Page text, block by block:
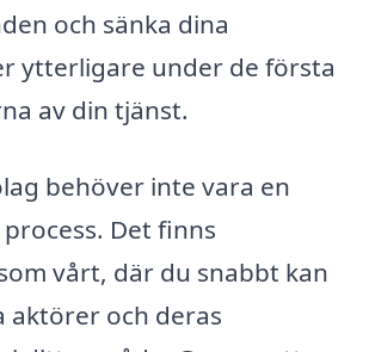
och sänka dina
ytterligare under de första
av din tjänst.
behöver inte vara en
Det finns
vårt, där du snabbt kan
aktörer och deras